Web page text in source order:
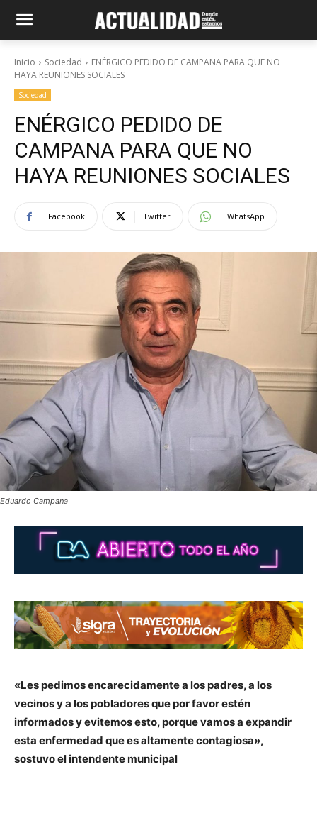
Inicio Sociedad
ENÉRGICO PEDIDO DE CAMPANA PARA QUE NO
HAYA REUNIONES SOCIALES
Sociedad
ENÉRGICO PEDIDO DE
CAMPANA PARA QUE NO
HAYA REUNIONES SOCIALES
Facebook Twitter WhatsApp
Eduardo Campana
«Les pedimos encarecidamente a los padres, a los
vecinos y a los pobladores que por favor estén
informados y evitemos esto, porque vamos a expandir
esta enfermedad que es altamente contagiosa»,
sostuvo el intendente municipal